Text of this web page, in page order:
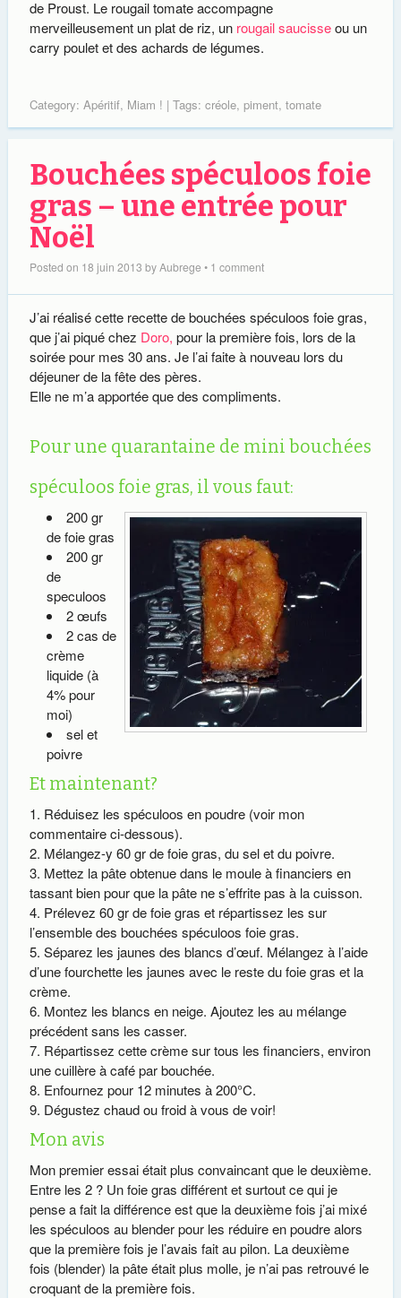
de Proust. Le rougail tomate accompagne
merveilleusement un plat de riz, un rougail saucisseou un
carry poulet et des achards de légumes.
Category: Apéritif, Miam ! | Tags: créole, piment, tomate
Bouchées spéculoos foie
gras – une entrée pour
Noël
Posted on 18 juin 2013 byAubrege • 1 comment
J’ai réalisé cette recette de bouchées spéculoos foie gras,
que j’ai piqué chez Doro, pour la première fois, lors de la
soirée pour mes 30 ans. Je l’ai faite à nouveau lors du
déjeuner de la fête des pères.
Elle ne m’a apportée que des compliments.
Pour une quarantaine de mini bouchées
spéculoos foie gras, il vous faut:
200 gr
de foie gras
200 gr
de
speculoos
2 œufs
2 cas de
crème
liquide (à
4% pour
moi)
sel et
poivre
Et maintenant?
Réduisez les spéculoos en poudre (voir mon
commentaire ci-dessous).
Mélangez-y 60 gr de foie gras, du sel et du poivre.
Mettez la pâte obtenue dans le moule à financiers en
tassant bien pour que la pâte ne s’effrite pas à la cuisson.
Prélevez 60 gr de foie gras et répartissez les sur
l’ensemble des bouchées spéculoos foie gras.
Séparez les jaunes des blancs d’œuf. Mélangez à l’aide
d’une fourchette les jaunes avec le reste du foie gras et la
crème.
Montez les blancs en neige. Ajoutez les au mélange
précédent sans les casser.
Répartissez cette crème sur tous les financiers, environ
une cuillère à café par bouchée.
Enfournez pour 12 minutes à 200°C.
Dégustez chaud ou froid à vous de voir!
Mon avis
Mon premier essai était plus convaincant que le deuxième.
Entre les 2 ? Un foie gras différent et surtout ce qui je
pense a fait la différence est que la deuxième fois j’ai mixé
les spéculoos au blender pour les réduire en poudre alors
que la première fois je l’avais fait au pilon. La deuxième
fois (blender) la pâte était plus molle, je n’ai pas retrouvé le
croquant de la première fois.